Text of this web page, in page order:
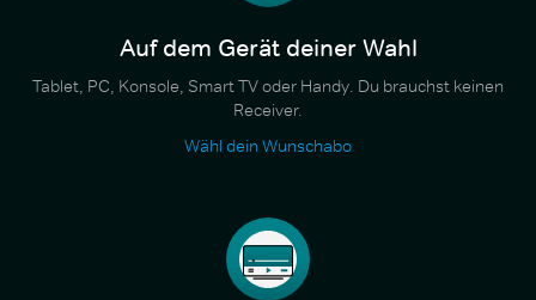
Auf dem Gerät deiner Wahl
Tablet, PC, Konsole, Smart TV oder Handy. Du brauchst keinen
Receiver.
Wähl dein Wunschabo